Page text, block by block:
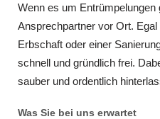
Wenn es um Entrümpelungen
Ansprechpartner vor Ort.
Erbschaft oder einer
schnell und gründlich frei.
sauber und ordentlich
Was Sie bei uns erwartet